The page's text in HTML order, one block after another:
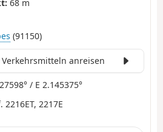
68 m
(91150)
anreisen
/ E 2.145375°
2216ET, 2217E